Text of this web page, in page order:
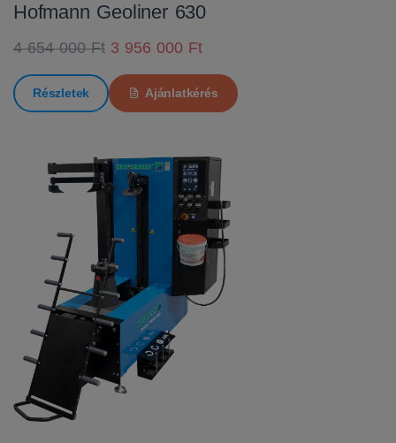
Hofmann Geoliner 630
4 654 000 Ft 3 956 000 Ft
Részletek Ajánlatkérés